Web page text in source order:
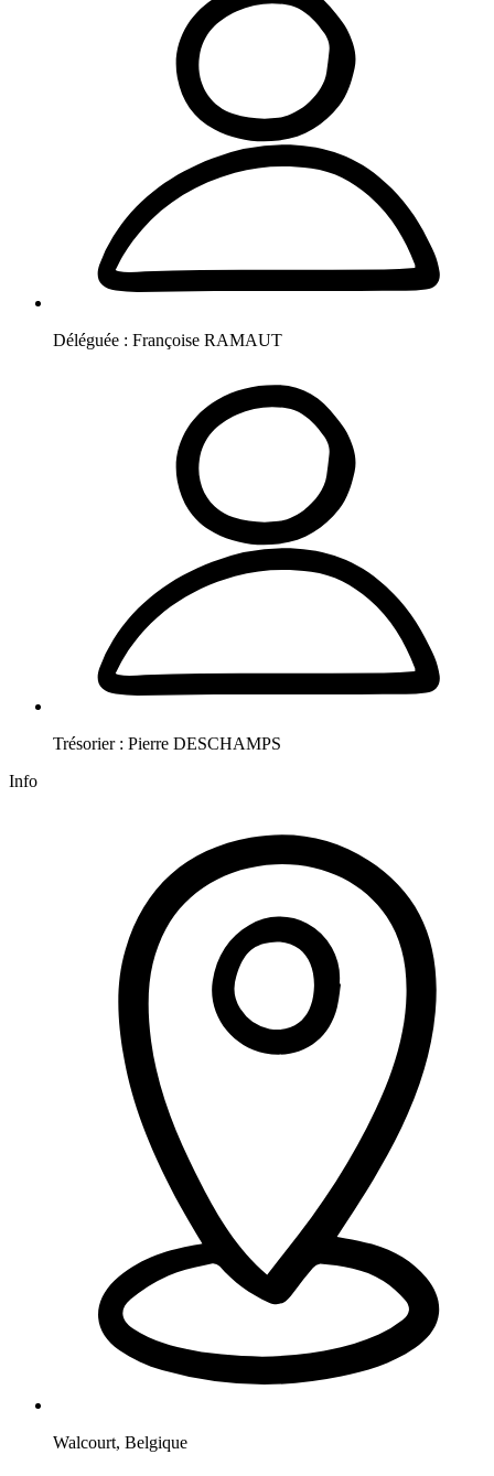
Déléguée : Françoise RAMAUT
Trésorier : Pierre DESCHAMPS
Info
Walcourt, Belgique